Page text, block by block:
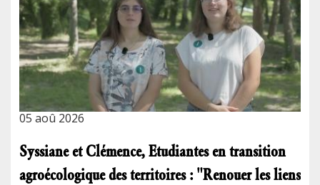
05 aoû 2026
Syssiane et Clémence, Etudiantes en transition
agroécologique des territoires : "Renouer les liens